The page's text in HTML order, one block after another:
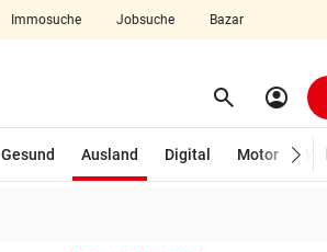
Immosuche Jobsuche Bazar
search Suchen
account_circle
Gesund Ausland
Digital
Motor